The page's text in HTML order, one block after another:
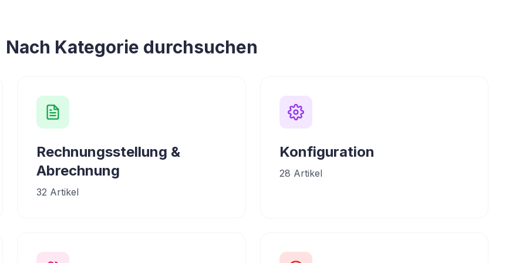
Nach Kategorie durchsuchen
Rechnungsstellung &
Abrechnung
32 Artikel
Konfiguration
28 Artikel